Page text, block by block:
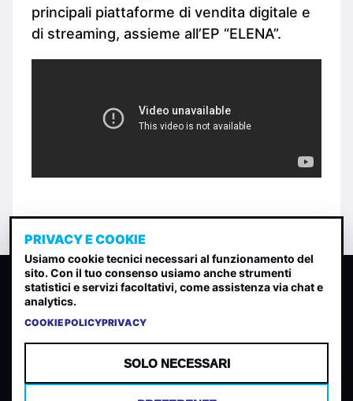
principali piattaforme di vendita digitale e
di streaming, assieme all’EP “ELENA”.
CLASSIFICA INDIE
Classifica per indice di gradimento generata dall analisi di
TERMINI E CONDIZIONI PRIVACY POLICY
PRIVACY E COOKIE
Usiamo cookie tecnici necessari al funzionamento del
sito. Con il tuo consenso usiamo anche strumenti
statistici e servizi facoltativi, come assistenza via chat e
analytics.
COOKIE POLICYPRIVACY
SOLO NECESSARI